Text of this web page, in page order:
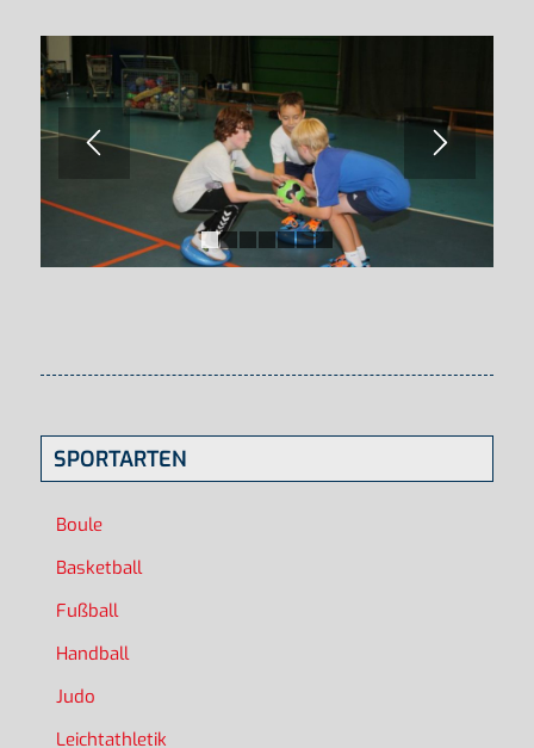
1 2 3
SPORTARTEN
Boule
Basketball
Fußball
Handball
Judo
Leichtathletik